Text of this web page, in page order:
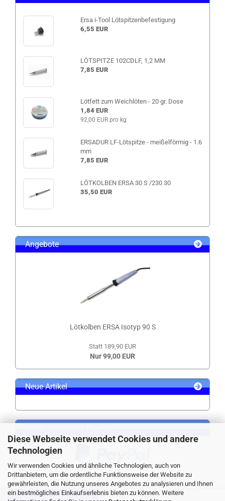
Diese Webseite verwendet Cookies und andere
Technologien
Wir verwenden Cookies und ähnliche Technologien, auch von
Drittanbietern, um die ordentliche Funktionsweise der Website zu
gewährleisten, die Nutzung unseres Angebotes zu analysieren und Ihnen
ein bestmögliches Einkaufserlebnis bieten zu können. Weitere
Ersa i-Tool Lötspitzenbefestigung
6,55 EUR
LÖTSPITZE 102CDLF, 1,2 MM
7,85 EUR
Lötfett zum Weichlöten - 20 gr. Dose
1,84 EUR
92,00 EUR pro kg
ERSADUR LF-Lötspitze - meißelförmig - 1.6
mm
7,85 EUR
LÖTKOLBEN ERSA 30 S /230 30
35,50 EUR
Angebote
Lötkolben ERSA Isotyp 90 S
Statt 189,90 EUR
Nur 99,00 EUR
Neue Artikel
VERTRAG WIDERRUFEN